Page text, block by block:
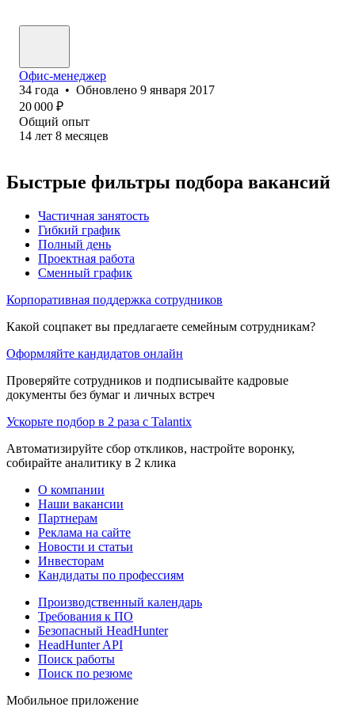
Офис-менеджер
34 года • Обновлено 9 января 2017
20 000 ₽
Общий опыт
14 лет 8 месяцев
Быстрые фильтры подбора вакансий
Частичная занятость
Гибкий график
Полный день
Проектная работа
Сменный график
Корпоративная поддержка сотрудников
Какой соцпакет вы предлагаете семейным сотрудникам?
Оформляйте кандидатов онлайн
Проверяйте сотрудников и подписывайте кадровые
документы без бумаг и личных встреч
Ускорьте подбор в 2 раза с Talantix
Автоматизируйте сбор откликов, настройте воронку,
собирайте аналитику в 2 клика
О компании
Наши вакансии
Партнерам
Реклама на сайте
Новости и статьи
Инвесторам
Кандидаты по профессиям
Производственный календарь
Требования к ПО
Безопасный HeadHunter
HeadHunter API
Поиск работы
Поиск по резюме
Мобильное приложение